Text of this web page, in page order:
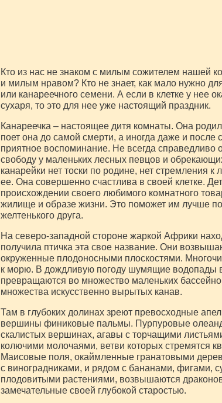
Кто из нас не знаком с милым сожителем нашей
и милым нравом? Кто не знает, как мало нужно
или канареечного семени. А если в клетке у нее
сухаря, то это для нее уже настоящий праздник.
Канареечка – настоящее дитя комнаты. Она
поет она до самой смерти, а иногда даже и после
приятное воспоминание. Не всегда
свободу у маленьких лесных певцов и
канарейки нет тоски по родине, нет стремления к
ее. Она совершенно счастлива в своей клетке.
происхождении своего любимого комнатного
жилище и образе жизни. Это поможет им лучше
желтенького друга.
На северо-западной стороне жаркой Африки
получила птичка эта свое название. Они
окруженные плодоносными плоскостями.
к морю. В дождливую погоду шумящие водопады
превращаются во множество маленьких
множества искусственно вырытых канав.
Там в глубоких долинах зреют превосходные
вершины финиковые пальмы. Пурпуровые
скалистых вершинах, агавы с торчащими
колючими молочаями, ветви которых стремятся
Маисовые поля, окаймленные гранатовыми
с виноградниками, и рядом с бананами, фигами,
плодовитыми растениями, возвышаются
замечательные своей глубокой старостью.